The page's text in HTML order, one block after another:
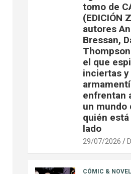
tomo de
(EDICIÓN
autores
Bressan,
el que
inciertas
enfrentan
un mundo
quién
lado
29/07/2026
CÓMIC &